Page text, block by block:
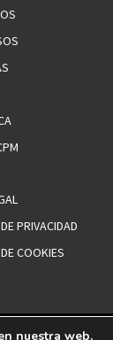
PRIVACIDAD
COOKIES
nuestra web.